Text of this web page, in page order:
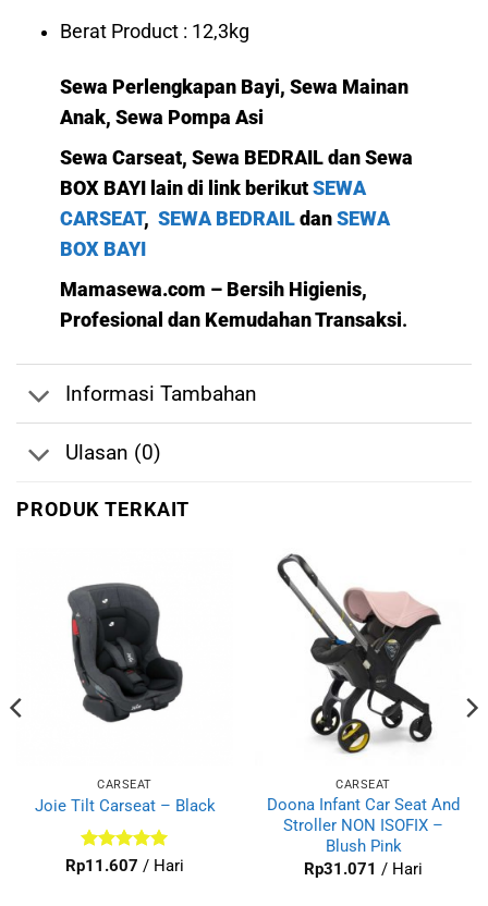
Berat Product : 12,3kg
Sewa Perlengkapan Bayi, Sewa Mainan
Anak, Sewa Pompa Asi
Sewa Carseat, Sewa BEDRAIL dan Sewa
BOX BAYI lain di link berikutSEWA
CARSEAT,SEWA BEDRAIL danSEWA
BOX BAYI
Mamasewa.com – Bersih Higienis,
Profesional dan Kemudahan Transaksi.
Informasi Tambahan
Ulasan (0)
PRODUK TERKAIT
CARSEAT
Joie Tilt Carseat – Black
Dinilai4.92
Rp11.607 / Hari
CARSEAT
Doona Infant Car Seat And
Stroller NON ISOFIX –
Blush Pink
Rp31.071 / Hari